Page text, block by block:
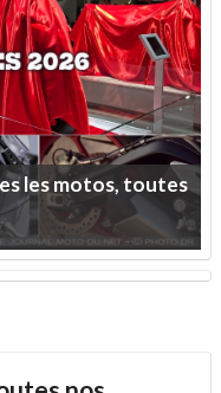
lesmotos,toutes